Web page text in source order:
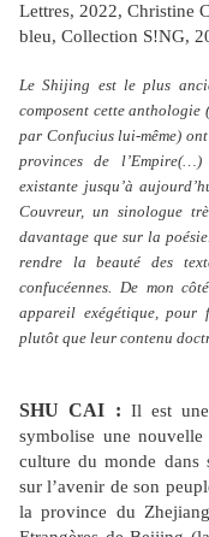
Lettres, 2022, Christine
bleu, Collection S!NG,
Le Shijing est le plus
composent cette
par Confucius lui-même)
provinces de
existante jusqu’à
Couvreur, un sinologue
davantage que sur la
rendre la beauté des
confucéennes. De mon
appareil exégétique, pour
plutôt que leur contenu
SHU CAI : Il est
symbolise une
culture du monde dans
sur l’avenir de son
la province du